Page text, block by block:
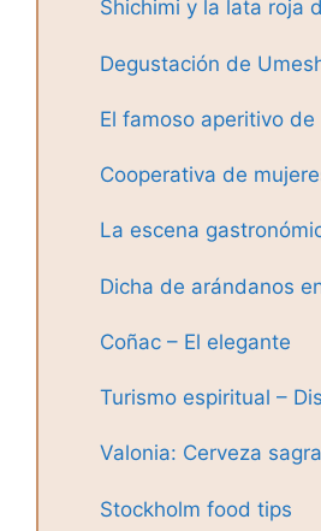
Shichimi y la lata roja
Degustación de
El famoso aperitivo de
Cooperativa de
La escena
Dicha de arándanos
Coñac – El elegante
Turismo espiritual –
Valonia: Cerveza
Stockholm food tips